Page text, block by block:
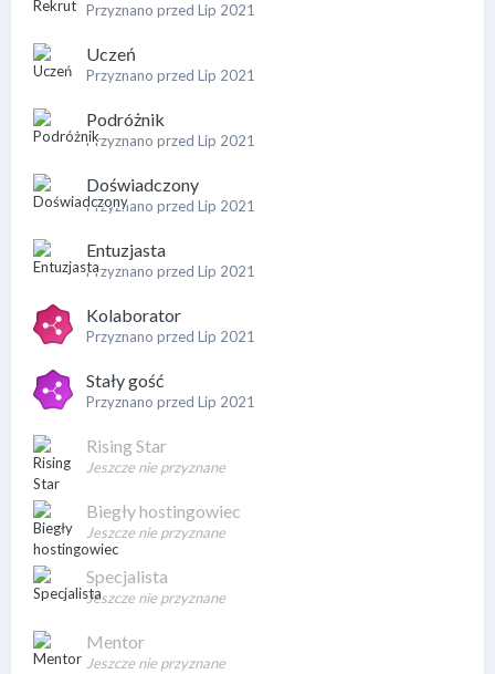
Przyznano przed Lip 2021
Uczeń
Przyznano przed Lip 2021
Podróżnik
Przyznano przed Lip 2021
Doświadczony
Przyznano przed Lip 2021
Entuzjasta
Przyznano przed Lip 2021
Kolaborator
Przyznano przed Lip 2021
Stały gość
Przyznano przed Lip 2021
Rising Star
Jeszcze nie przyznane
Biegły hostingowiec
Jeszcze nie przyznane
Specjalista
Jeszcze nie przyznane
Mentor
Jeszcze nie przyznane